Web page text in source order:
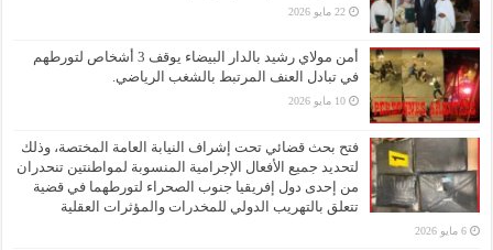
22 مايو 2026
أمن مولاي رشيد بالدار البيضاء يوقف 3 أشخاص لتورطهم
في تبادل العنف المرتبط بالشغب الرياضي.
10 مايو 2026
فتح بحث قضائي تحت إشراف النيابة العامة المختصة، وذلك
لتحديد جميع الأفعال الإجرامية المنسوبة لمواطنتين تنحدران
من إحدى دول إفريقيا جنوب الصحراء لتورطهما في قضية
تتعلق بالتهريب الدولي للمخدرات والمؤثرات العقلية
6 مايو 2026